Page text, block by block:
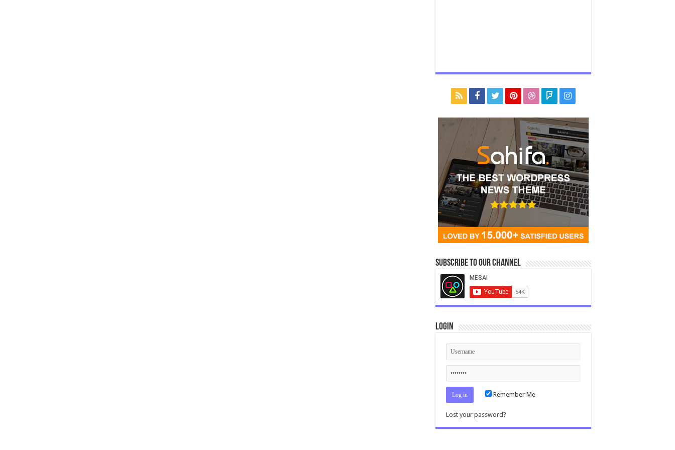
Subscribe to our Channel
Login
Remember Me
Lost your password?